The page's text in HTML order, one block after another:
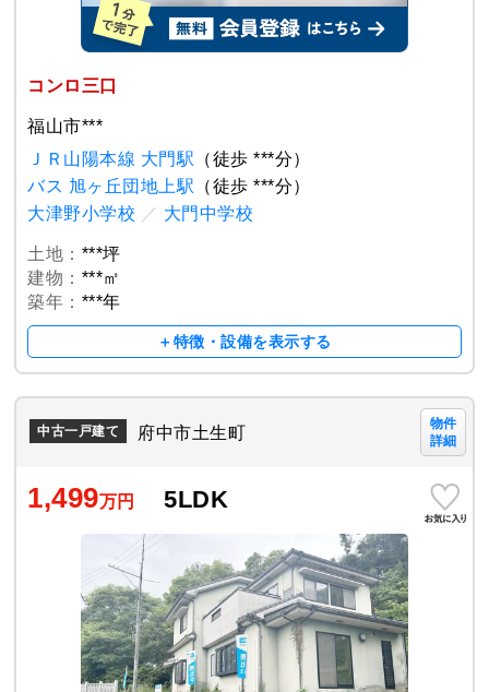
コンロ三口
福山市***
ＪＲ山陽本線 大門駅 （徒歩 ***分）
バス 旭ヶ丘団地上駅 （徒歩 ***分）
大津野小学校 ／ 大門中学校
土地： ***坪
建物： ***㎡
築年： ***年
＋特徴・設備を表示する
中古一戸建て 府中市土生町
物件
詳細
1,499万円 5LDK